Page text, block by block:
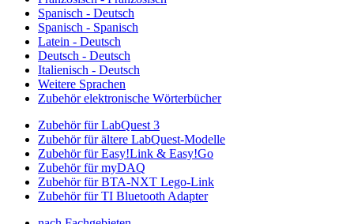
Spanisch - Deutsch
Spanisch - Spanisch
Latein - Deutsch
Deutsch - Deutsch
Italienisch - Deutsch
Weitere Sprachen
Zubehör elektronische Wörterbücher
Zubehör für LabQuest 3
Zubehör für ältere LabQuest-Modelle
Zubehör für Easy!Link & Easy!Go
Zubehör für myDAQ
Zubehör für BTA-NXT Lego-Link
Zubehör für TI Bluetooth Adapter